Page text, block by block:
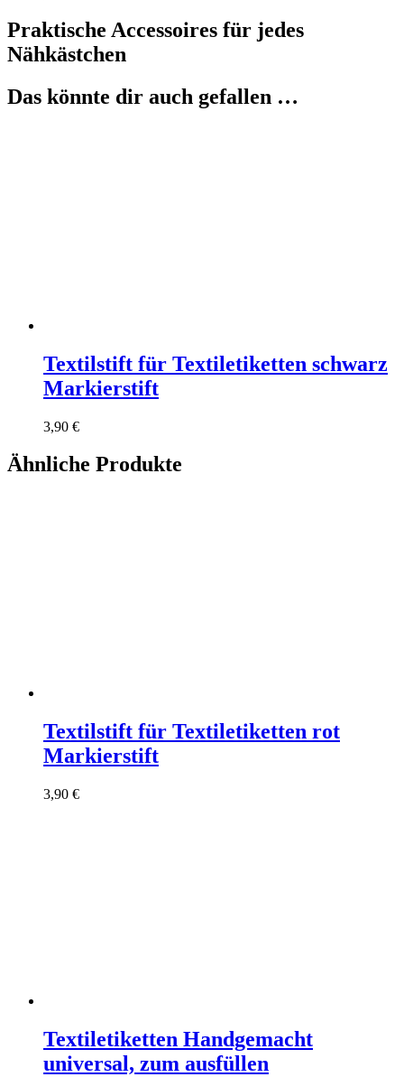
Praktische Accessoires für jedes
Nähkästchen
Das könnte dir auch gefallen …
Textilstift für Textiletiketten schwarz
Markierstift
3,90 €
Ähnliche Produkte
Textilstift für Textiletiketten rot
Markierstift
3,90 €
Textiletiketten Handgemacht
universal, zum ausfüllen